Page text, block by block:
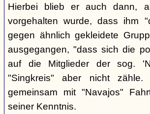
Hierbei blieb er auch dann,
vorgehalten wurde, dass ihm
gegen ähnlich gekleidete
ausgegangen, "dass sich die
auf die Mitglieder der sog.
"Singkreis" aber nicht zähle.
gemeinsam mit "Navajos"
seiner Kenntnis.